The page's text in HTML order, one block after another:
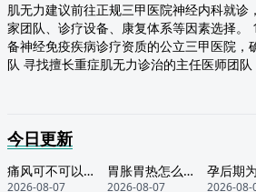
肌无力建议前往正规三甲医院神经内科就诊
家团队、诊疗设备、康复体系等因素选择。
备神经免疫疾病诊疗资质的公立三甲医院，
队 寻找擅长重症肌无力诊治的主任医师团
今日更新
痛风可不可以吃水饺
2026-08-07
胃胀胃热怎么回事
2026-08-07
2026-08-